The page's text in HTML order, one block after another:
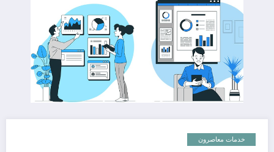
خدمات معاصرون